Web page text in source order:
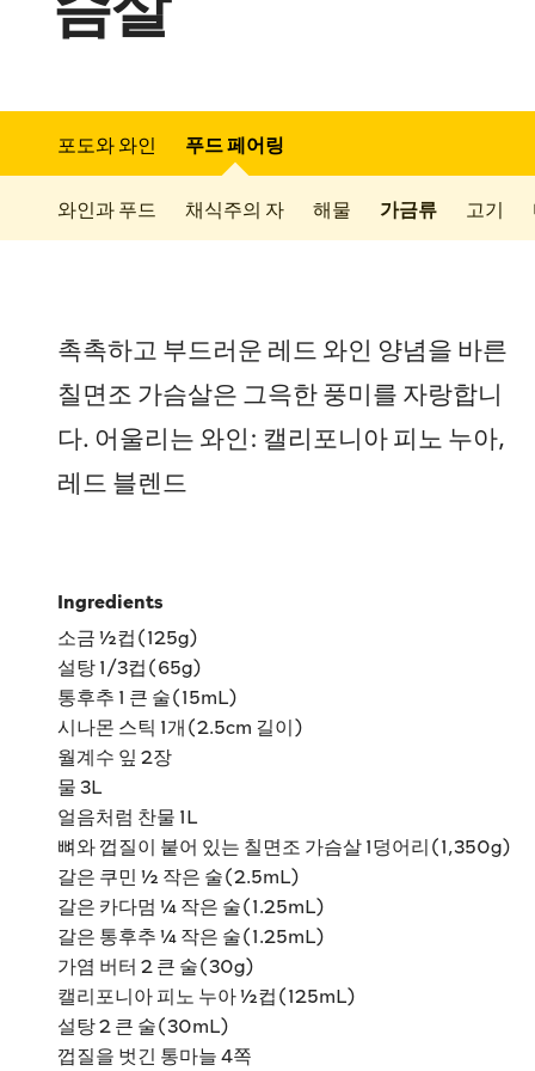
포도와 와인 푸드 페어링
와인과 푸드 채식주의 자 해물 가금류 고기
촉촉하고 부드러운 레드 와인 양념을 바른
칠면조 가슴살은 그윽한 풍미를 자랑합니
다. 어울리는 와인: 캘리포니아 피노 누아,
레드 블렌드
Ingredients
소금 ½컵(125g)
설탕 1/3컵(65g)
통후추 1 큰 술(15mL)
시나몬 스틱 1개(2.5cm 길이)
월계수 잎 2장
물 3L
얼음처럼 찬물 1L
뼈와 껍질이 붙어 있는 칠면조 가슴살 1덩어리(1,350g)
갈은 쿠민 ½ 작은 술(2.5mL)
갈은 카다멈 ¼ 작은 술(1.25mL)
갈은 통후추 ¼ 작은 술(1.25mL)
가염 버터 2 큰 술(30g)
캘리포니아 피노 누아 ½컵(125mL)
설탕 2 큰 술(30mL)
껍질을 벗긴 통마늘 4쪽